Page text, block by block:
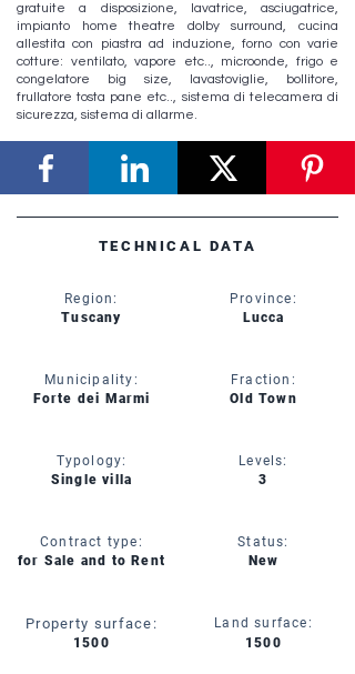
gratuite a disposizione, lavatrice, asciugatrice,
impianto home theatre dolby surround, cucina
allestita con piastra ad induzione, forno con varie
cotture: ventilato, vapore etc.., microonde, frigo e
congelatore big size, lavastoviglie, bollitore,
frullatore tosta pane etc.., sistema di telecamera di
sicurezza, sistema di allarme.
TECHNICAL DATA
Region:
Tuscany
Municipality:
Forte dei Marmi
Typology:
Single villa
Contract type:
for Sale and to Rent
Property surface:
1500
Province:
Lucca
Fraction:
Old Town
Levels:
3
Status:
New
Land surface:
1500